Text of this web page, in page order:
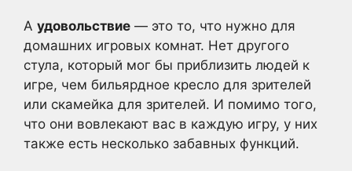
А удовольствие — это то, что нужно для
домашних игровых комнат. Нет другого
стула, который мог бы приблизить людей к
игре, чем бильярдное кресло для зрителей
или скамейка для зрителей. И помимо того,
что они вовлекают вас в каждую игру, у них
также есть несколько забавных функций.